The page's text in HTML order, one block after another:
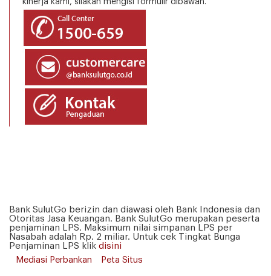
Bank SulutGo berizin dan diawasi oleh Bank Indonesia dan
Otoritas Jasa Keuangan. Bank SulutGo merupakan peserta
penjaminan LPS. Maksimum nilai simpanan LPS per
Nasabah adalah Rp. 2 miliar. Untuk cek Tingkat Bunga
Penjaminan LPS klik disini
Mediasi Perbankan
Peta Situs